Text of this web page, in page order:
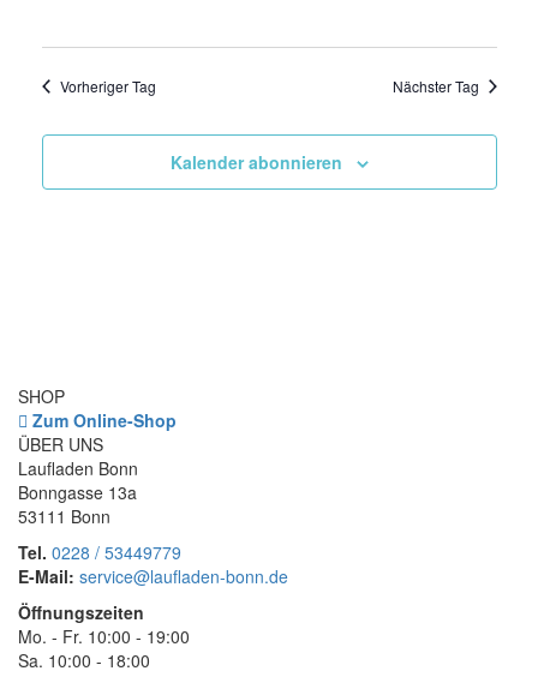
Vorheriger Tag Nächster Tag
Kalender abonnieren
SHOP
Zum Online-Shop
ÜBER UNS
Laufladen Bonn
Bonngasse 13a
53111 Bonn
Tel. 0228 / 53449779
E-Mail: service@laufladen-bonn.de
Öffnungszeiten
Mo. - Fr. 10:00 - 19:00
Sa. 10:00 - 18:00